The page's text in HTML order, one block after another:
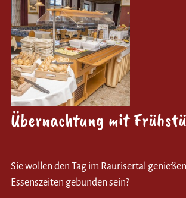
Übernachtung mit
Sie wollen den Tag im Raurisertal
Essenszeiten gebunden sein?